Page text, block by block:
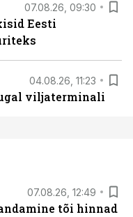
07.08.26, 09:30
Eesti
04.08.26, 11:23
viljaterminali
07.08.26, 12:49
tõi hinnad